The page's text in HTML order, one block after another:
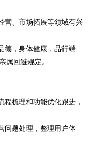
、市场拓展等领域有兴
，身体健康，品行端
属回避规定。
梳理和功能优化跟进，
题处理，整理用户体